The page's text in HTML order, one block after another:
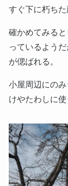
すぐ下に朽ちた
確かめてみる
っているよう
が偲ばれる。
小屋周辺にの
けやたわしに使